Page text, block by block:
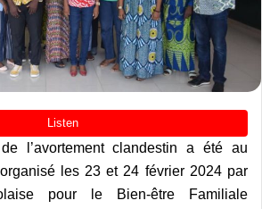
l’avortement clandestin a été au
les 23 et 24 février 2024 par
pour le Bien-être Familiale